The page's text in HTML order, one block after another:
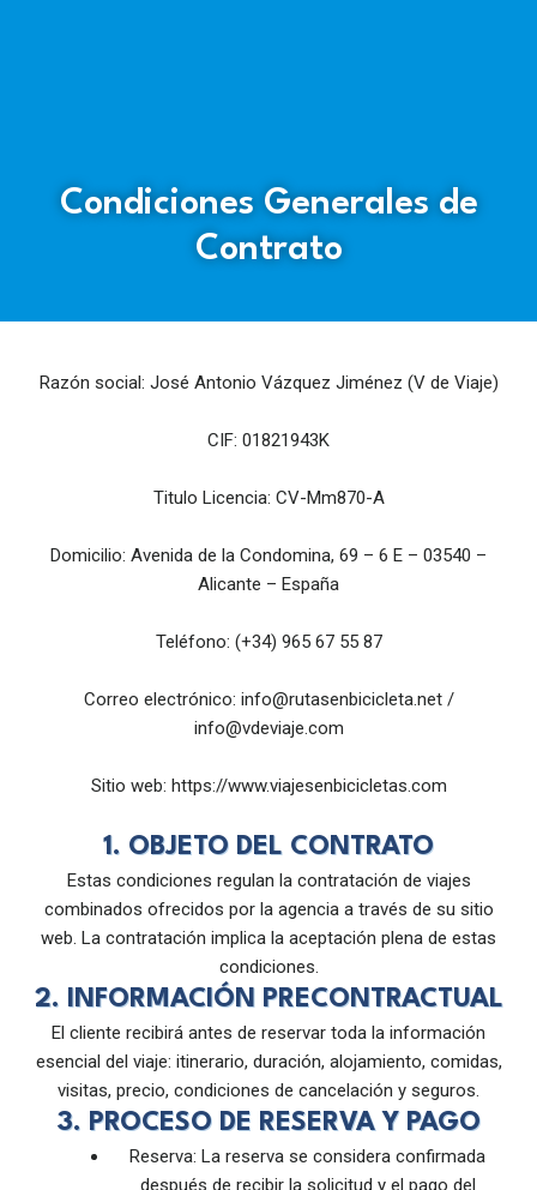
Condiciones Generales de
Contrato
Razón social: José Antonio Vázquez Jiménez (V de Viaje)
CIF: 01821943K
Titulo Licencia: CV-Mm870-A
Domicilio: Avenida de la Condomina, 69 – 6 E – 03540 –
Alicante – España
Teléfono: (+34) 965 67 55 87
Correo electrónico: info@rutasenbicicleta.net/
info@vdeviaje.com
Sitio web: https://www.viajesenbicicletas.com
1. OBJETO DEL CONTRATO
Estas condiciones regulan la contratación de viajes
combinados ofrecidos por la agencia a través de su sitio
web. La contratación implica la aceptación plena de estas
condiciones.
2. INFORMACIÓN PRECONTRACTUAL
El cliente recibirá antes de reservar toda la información
esencial del viaje: itinerario, duración, alojamiento, comidas,
visitas, precio, condiciones de cancelación y seguros.
3. PROCESO DE RESERVA Y PAGO
Reserva: La reserva se considera confirmada
después de recibir la solicitud y el pago del